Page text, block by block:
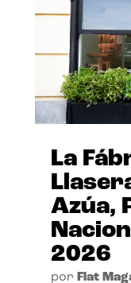
La
Azúa,
2026
por Flat